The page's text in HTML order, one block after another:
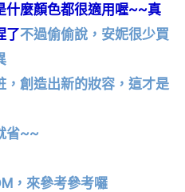
什麼顏色都很適用喔~~真
了不過偷偷說，安妮很少買
，創造出新的妝容，這才是
省~~
，來參考參考囉